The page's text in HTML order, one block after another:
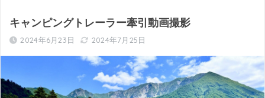
キャンピングトレーラー牽引動画撮影
2024年6月23日 2024年7月25日